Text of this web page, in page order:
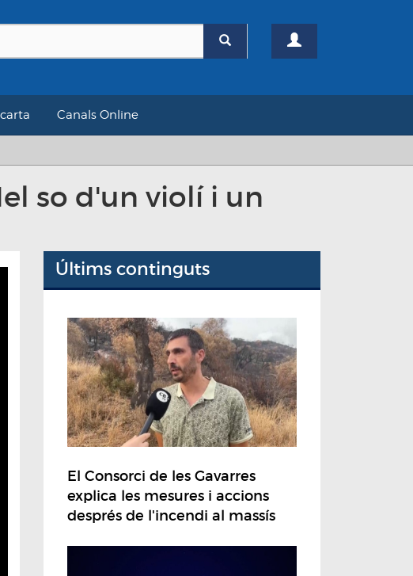
Canals Online
so d'un violí i un
Últims continguts
El Consorci de les Gavarres
explica les mesures i accions
després de l'incendi al massís